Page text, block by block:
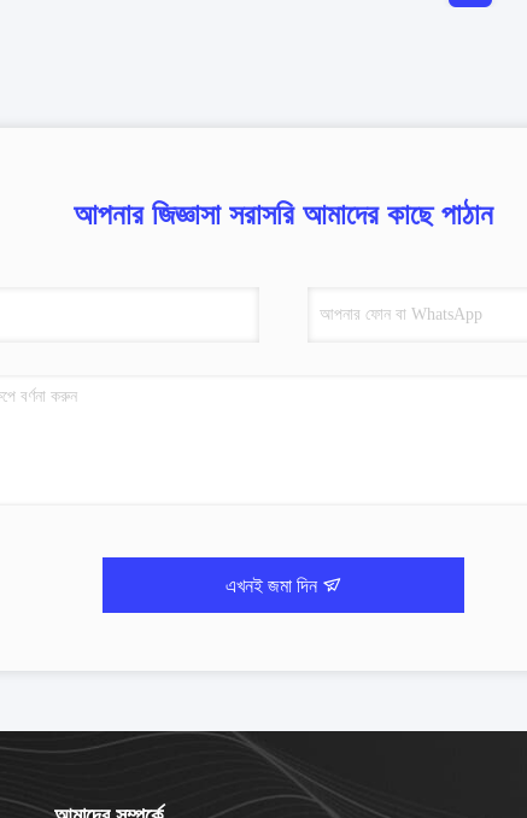
আপনার জিজ্ঞাসা সরাসরি আমাদের কাছে পাঠান
এখনই জমা দিন